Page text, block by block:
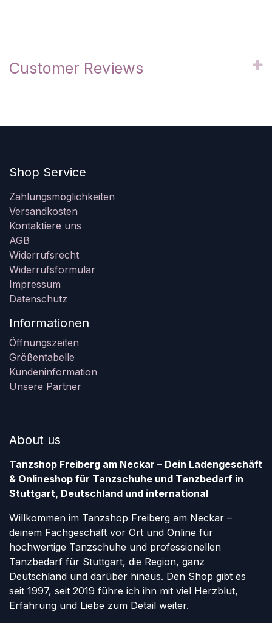
Customer Reviews
Shop Service
Zahlungsmöglichkeiten
Versandkosten
Kontaktiere uns
AGB
Widerrufsrecht
Widerrufsformular
Impressum
Datenschutz
Informationen
Öffnungszeiten
Größentabelle
Kundeninformation
Unsere Partner
About us
Tanzshop Freiberg am Neckar – Dein Ladengeschäft
& Onlineshop für Tanzschuhe und Tanzbedarf in
Stuttgart, Deutschland und international
Willkommen im Tanzshop Freiberg am Neckar –
deinem Fachgeschäft vor Ort und Online für
hochwertige Tanzschuhe und professionellen
Tanzbedarf für Stuttgart, die Region, ganz
Deutschland und darüber hinaus. Den Shop gibt es
seit 1997, seit 2019 führe ich ihn mit viel Herzblut,
Erfahrung und Liebe zum Detail weiter.